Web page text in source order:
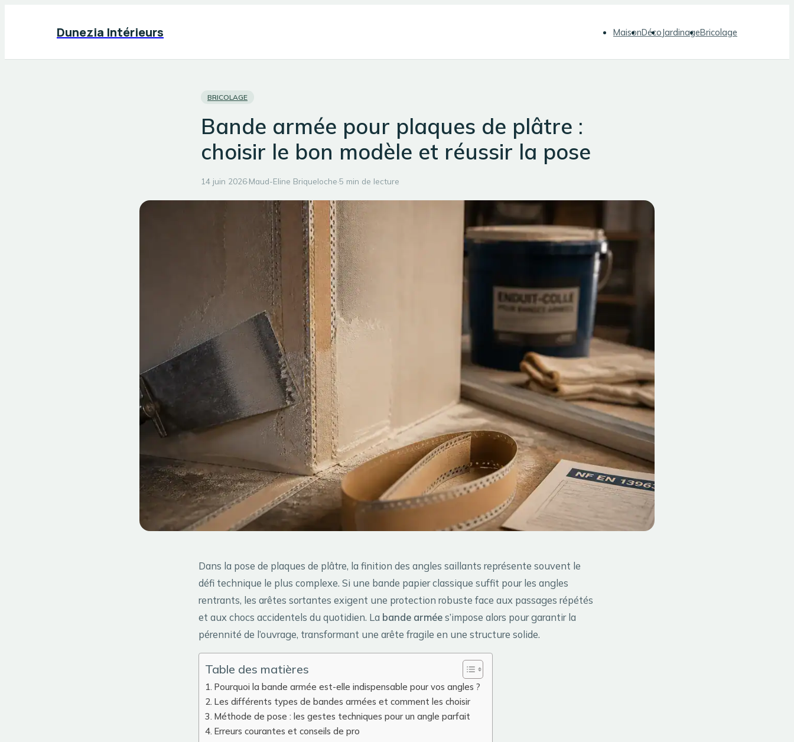
Dunezia Intérieurs MaisonDécoJardinageBricolage
BRICOLAGE
Bande armée pour plaques de plâtre :
choisir le bon modèle et réussir la pose
14 juin 2026·Maud-Eline Briqueloche·5 min de lecture
Dans la pose de plaques de plâtre, la finition des angles saillants représente souvent le
défi technique le plus complexe. Si une bande papier classique suffit pour les angles
rentrants, les arêtes sortantes exigent une protection robuste face aux passages répétés
et aux chocs accidentels du quotidien. La bande armées’impose alors pour garantir la
pérennité de l’ouvrage, transformant une arête fragile en une structure solide.
Table des matières
Pourquoi la bande armée est-elle indispensable pour vos angles ?
Les différents types de bandes armées et comment les choisir
Méthode de pose : les gestes techniques pour un angle parfait
Erreurs courantes et conseils de pro